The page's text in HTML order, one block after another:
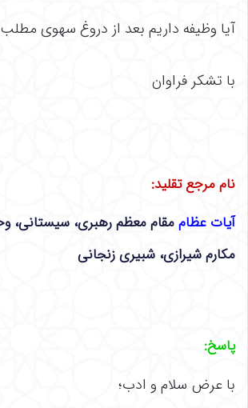
آیا وظیفه داریم بعد از دروغ سهوی
با تشکر فراوان
نام مرجع تقلید:
آیات عظاممقام معظم رهبری، سیستانی،
مکارم شیرازی، شبیری زنجانی
پاسخ:
با عرض سلام و ادب؛